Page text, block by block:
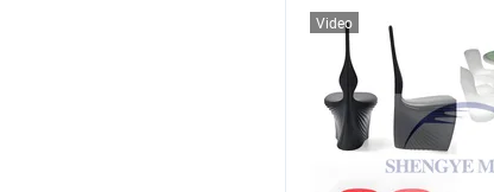
Video